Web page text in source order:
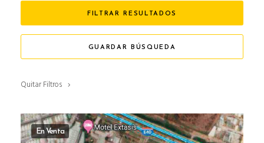
FILTRAR RESULTADOS
GUARDAR BÚSQUEDA
Quitar Filtros
En Venta